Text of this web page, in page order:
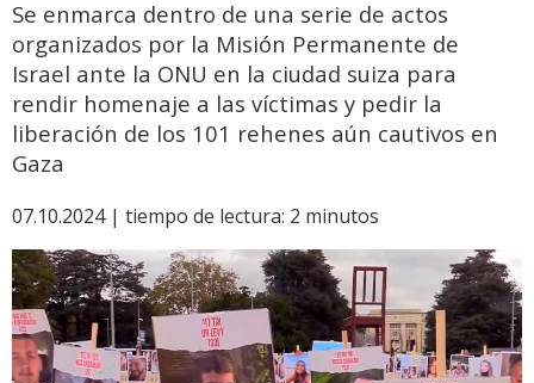
Se enmarca dentro de una serie de actos
organizados por la Misión Permanente de
Israel ante la ONU en la ciudad suiza para
rendir homenaje a las víctimas y pedir la
liberación de los 101 rehenes aún cautivos en
Gaza
07.10.2024 | tiempo de lectura: 2 minutos